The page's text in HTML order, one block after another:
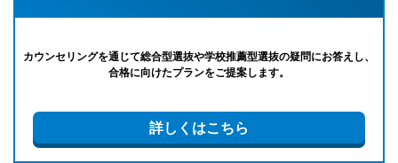
カウンセリングを通じて総合型選抜や学校推薦型選抜の疑問にお答えし、
合格に向けたプランをご提案します。
詳しくはこちら